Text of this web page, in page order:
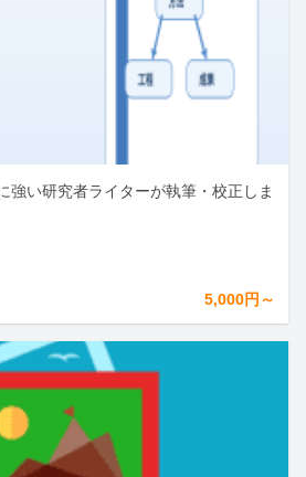
強い研究者ライターが執筆・校正しま
5,000円～